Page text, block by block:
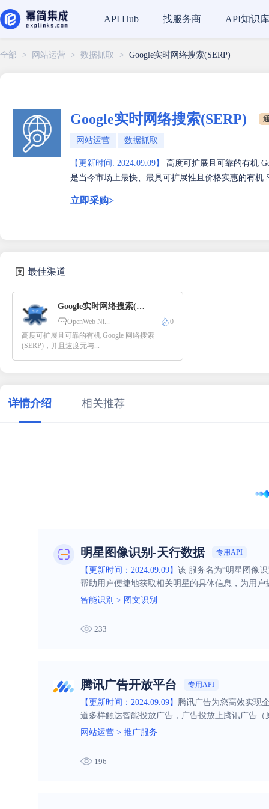
全部 > 网站运营 > 数据抓取 > Google实时网络搜索(SERP)
Google实时网络搜索(SERP)
网站运营 数据抓取
【更新时间: 2024.09.09】
高度可扩展且可靠的有机
是当今市场上最快、最具可扩展性且价格实惠的有机
立即采购>
最佳渠道
Google实时网络搜索(SERP)
OpenWeb Ni...
0
高度可扩展且可靠的有机 Google 网络搜索
(SERP)，并且速度无与...
详情介绍 相关推荐
明星图像识别-天行数据 专用API
【更新时间：2024.09.09】 该 服务名为“明星图像
帮助用户便捷地获取相关明星的具体信息，为用
智能识别 > 图文识别
233
腾讯广告开放平台 专用API
【更新时间：2024.09.09】 腾讯广告为您高效实现
道多样触达智能投放广告，广告投放上腾讯广告（
网站运营 > 推广服务
196
API Hub 找服务商 API知识库